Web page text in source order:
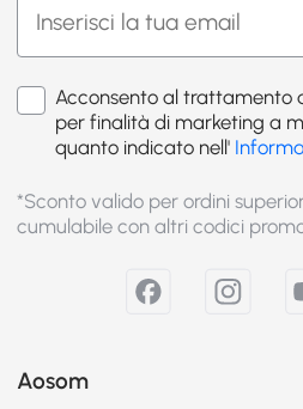
Acconsento al trattamento
per finalità di marketing a
quanto indicato nell'
*Sconto valido per ordini
cumulabile con altri codici
Aosom